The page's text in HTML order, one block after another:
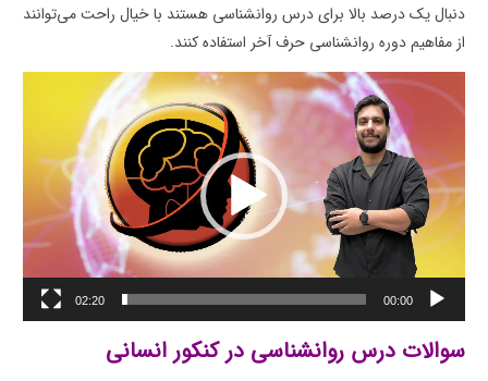
دنبال یک درصد بالا برای درس روانشناسی هستند با خیال راحت می‌توانند
از مفاهیم دوره روانشناسی حرف آخر استفاده کنند.
نمایشگر
ویدیو
00:00
02:20
سوالات درس روانشناسی در کنکور انسانی